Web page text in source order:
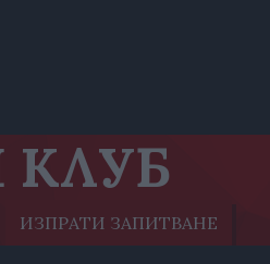
ИЗПРАТИ ЗАПИТВАНЕ